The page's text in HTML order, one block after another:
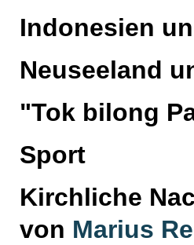
Indonesien
Neuseeland
"Tok bilong
Sport
Kirchliche
von Marius